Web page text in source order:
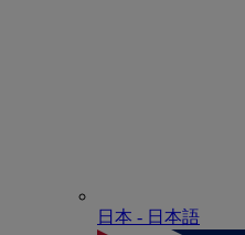
日本 - ⽇本語